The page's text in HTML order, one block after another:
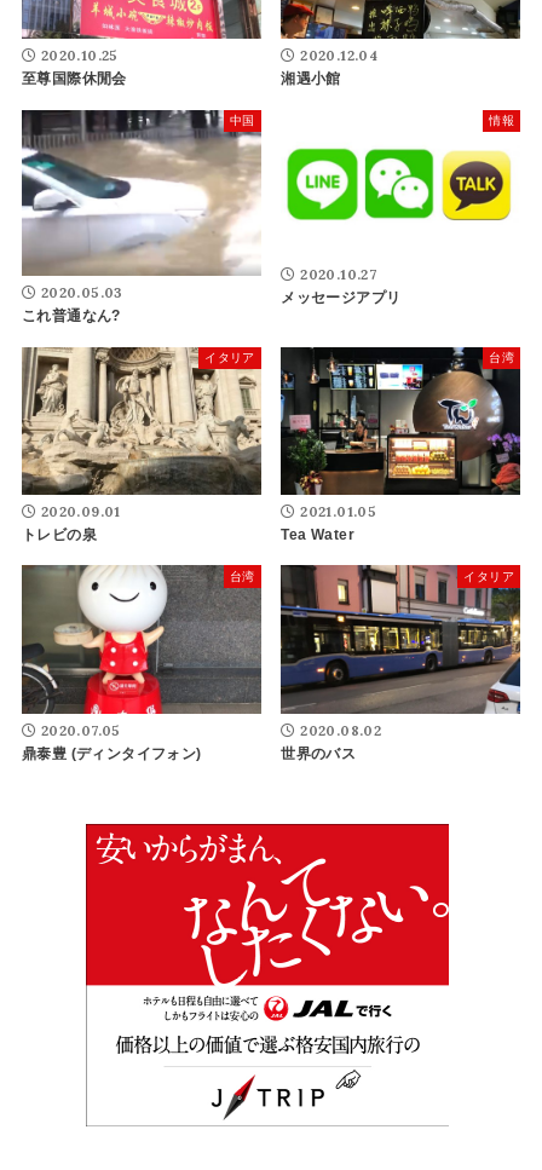
2020.10.25
至尊国際休閒会
2020.12.04
湘遇小館
中国
2020.05.03
これ普通なん?
情報
2020.10.27
メッセージアプリ
イタリア
2020.09.01
トレビの泉
台湾
2021.01.05
Tea Water
台湾
2020.07.05
鼎泰豊 (ディンタイフォン)
イタリア
2020.08.02
世界のバス